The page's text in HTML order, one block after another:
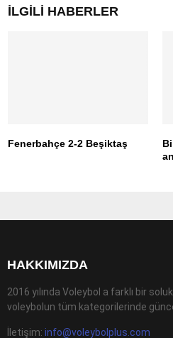
İLGILI HABERLER
Fenerbahçe 2-2 Beşiktaş
HAKKIMIZDA
2016 yılında Voleybol a farklı bir
voleybolun tüm kategorilerinde
İletişim: info@voleybolplus.com